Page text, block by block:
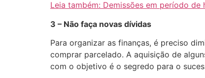
Leia também: Demissões em período
3 – Não faça novas dívidas
Para organizar as finanças, é preciso
comprar parcelado. A aquisição de
com o objetivo é o segredo para o